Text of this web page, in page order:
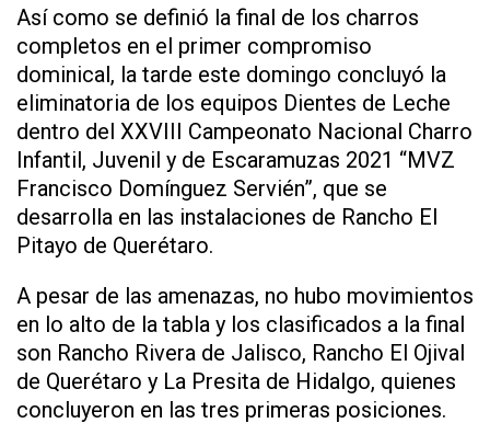
Así como se definió la final de los charros
completos en el primer compromiso
dominical, la tarde este domingo concluyó la
eliminatoria de los equipos Dientes de Leche
dentro del XXVIII Campeonato Nacional Charro
Infantil, Juvenil y de Escaramuzas 2021 “MVZ
Francisco Domínguez Servién”, que se
desarrolla en las instalaciones de Rancho El
Pitayo de Querétaro.
A pesar de las amenazas, no hubo movimientos
en lo alto de la tabla y los clasificados a la final
son Rancho Rivera de Jalisco, Rancho El Ojival
de Querétaro y La Presita de Hidalgo, quienes
concluyeron en las tres primeras posiciones.